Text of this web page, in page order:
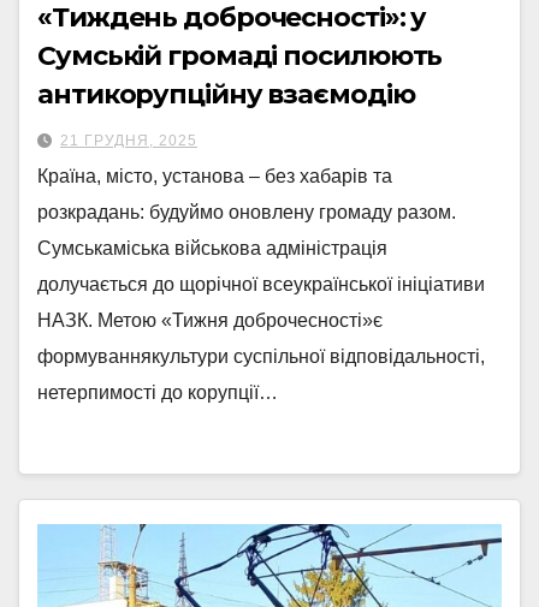
«Тиждень доброчесності»: у
Сумській громаді посилюють
антикорупційну взаємодію
21 ГРУДНЯ, 2025
Країна, місто, установа – без хабарів та
розкрадань: будуймо оновлену громаду разом.
Сумськаміська військова адміністрація
долучається до щорічної всеукраїнської ініціативи
НАЗК. Метою «Тижня доброчесності»є
формуваннякультури суспільної відповідальності,
нетерпимості до корупції…